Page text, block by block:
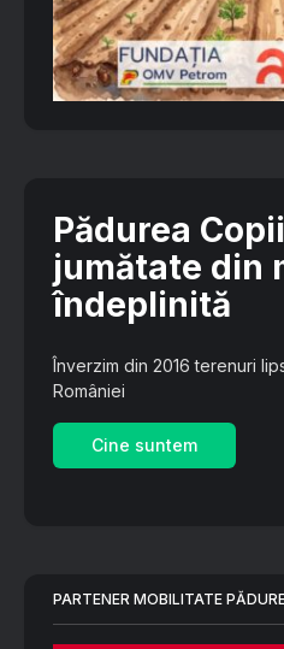
Pădurea
jumătate din
îndeplinită
Înverzim din 2016 terenuri
României
Cine suntem
PARTENER MOBILITATE